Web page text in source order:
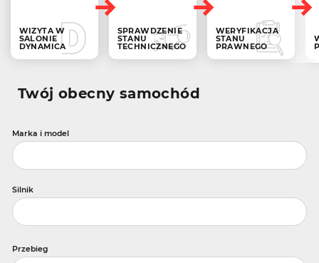
WIZYTA W
SALONIE
DYNAMICA
SPRAWDZENIE
STANU
TECHNICZNEGO
WERYFIKACJA
STANU
PRAWNEGO
Twój obecny samochód
Marka i model
Silnik
Przebieg